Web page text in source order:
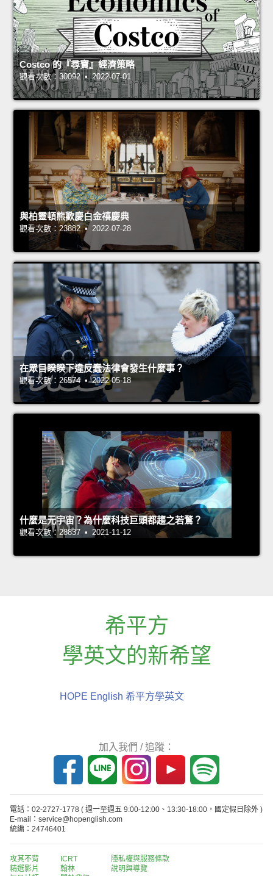
Costco 的『尋寶』經濟策略
觀看次數：30092 • 2022-07-01
與柏靈頓熊歡慶白金禧慶典
觀看次數：23882 • 2022-07-28
在眾目睽睽下違反蠢法律會發生什麼事？
觀看次數：26574 • 2022-05-18
什麼是元宇宙？為什麼科技巨頭都趨之若鶩？
觀看次數：28837 • 2021-11-12
希平方
學英文的新希望
HOPE English 希平方學英文
加入我們 / 追蹤：
電話：02-2727-1778 ( 週一至週五 9:00-12:00、13:30-18:00，國定假日除外 )
E-mail：service@hopenglish.com
統編：24746401
攻其不背
精選影片
ICRT
翰林
隱私權與服務條款
說明與導覽